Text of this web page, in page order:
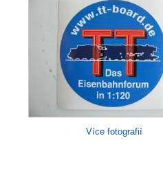
Více fotografií